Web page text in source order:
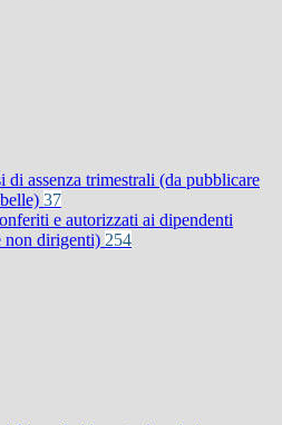
di assenza trimestrali (da pubblicare
37
e autorizzati ai dipendenti
non dirigenti) 254